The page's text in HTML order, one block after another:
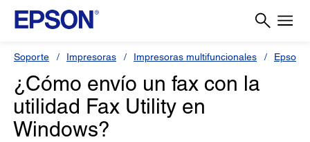
Soporte Impresoras Impresoras multifuncionales Epson
¿Cómo envío un fax con la
utilidad Fax Utility en
Windows?